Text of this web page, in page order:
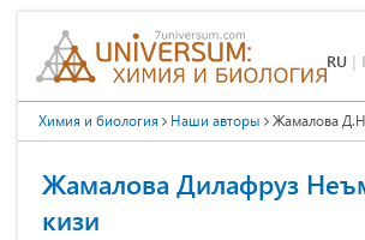
RU |
Химия и биология Наши авторы Жамалова
Жамалова Дилафруз
кизи